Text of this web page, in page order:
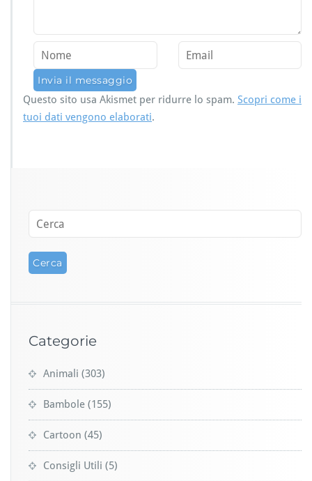
Questo sito usa Akismet per ridurre lo spam. Scopri come i
tuoi dati vengono elaborati.
Categorie
Animali (303)
Bambole (155)
Cartoon (45)
Consigli Utili (5)